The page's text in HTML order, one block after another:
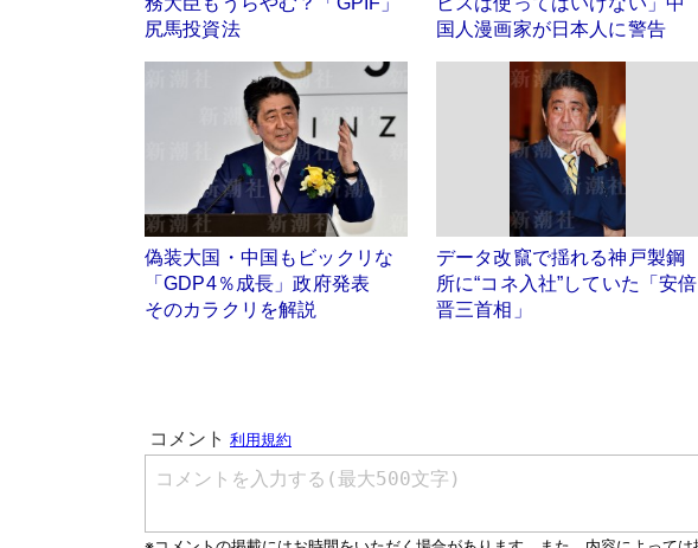
尻馬投資法
国人漫画家が日本人に警告
偽装大国・中国もビックリな
「GDP4％成長」政府発表
そのカラクリを解説
データ改竄で揺れる神戸製鋼
所に“コネ入社”していた「安倍
晋三首相」